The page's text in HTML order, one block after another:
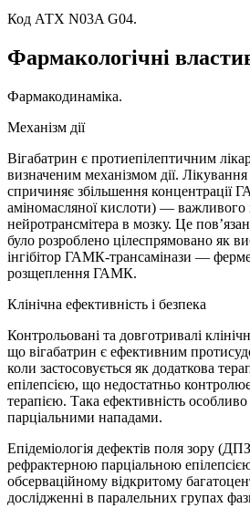
Код АТХ N03A G04.
Фармакологічні
Фармакодинаміка.
Механізм дії
Вігабатрин є протиепілептичним
визначеним механізмом дії.
спричиняє збільшення концентрації
аміномасляної кислоти) — важливого
нейротрансмітера в мозку. Це
було розроблено цілеспрямовано як
інгібітор ГАМК-трансамінази —
розщеплення ГАМК.
Клінічна ефективність і безпека
Контрольовані та довготривалі
що вігабатрин є ефективним
коли застосовується як додаткова
епілепсією, що недостатньо
терапією. Така ефективність особливо
парціальними нападами.
Епідеміологія дефектів поля зору
рефрактерною парціальною
обсерваційному відкритому
дослідженні в паралельних групах